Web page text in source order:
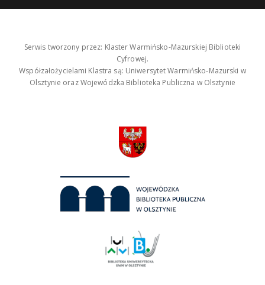
Serwis tworzony przez: Klaster Warmińsko-Mazurskiej Biblioteki
Cyfrowej.
Współzałożycielami Klastra są: Uniwersytet Warmińsko-Mazurski w
Olsztynie oraz Wojewódzka Biblioteka Publiczna w Olsztynie